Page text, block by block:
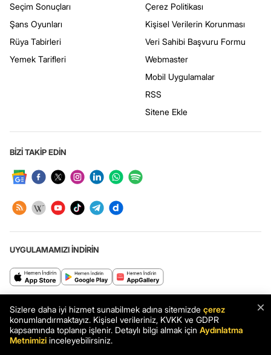
Seçim Sonuçları
Şans Oyunları
Rüya Tabirleri
Yemek Tarifleri
Çerez Politikası
Kişisel Verilerin Korunması
Veri Sahibi Başvuru Formu
Webmaster
Mobil Uygulamalar
RSS
Sitene Ekle
BİZİ TAKİP EDİN
UYGULAMAMIZI İNDİRİN
Haberler.com: Türkiye’nin en kapsamlı haber sitesi. Son dakika haberleri
ve en güncel gelişmeler Haberler.com’da.
×
Sizlere daha iyi hizmet sunabilmek adına sitemizde çerez
konumlandırmaktayız. Kişisel verileriniz, KVKK ve GDPR
kapsamında toplanıp işlenir. Detaylı bilgi almak için Aydınlatma
Metnimizi inceleyebilirsiniz.